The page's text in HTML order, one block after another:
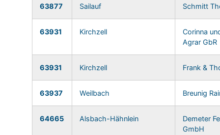
63877 Sailauf Schmitt
63931 Kirchzell
Corinna
Agrar GbR
63931 Kirchzell Frank &
63937 Weilbach Breunig
64665 Alsbach-Hähnlein
Demeter
GmbH